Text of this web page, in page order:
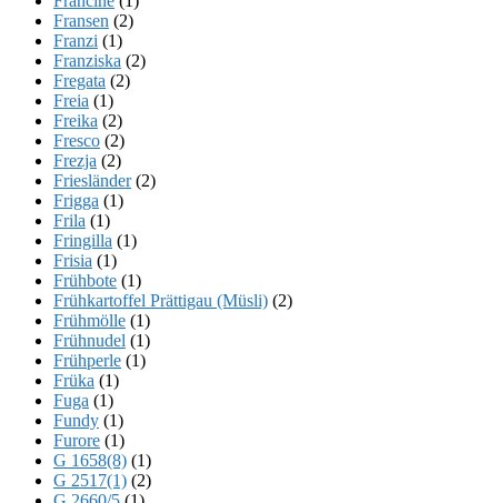
Fransen (2)
Franzi (1)
Franziska (2)
Fregata (2)
Freia (1)
Freika (2)
Fresco (2)
Frezja (2)
Friesländer(2)
Frigga (1)
Frila (1)
Fringilla (1)
Frisia (1)
Frühbote (1)
Frühkartoffel Prättigau (Müsli) (2)
Frühmölle (1)
Frühnudel (1)
Frühperle (1)
Früka (1)
Fuga (1)
Fundy (1)
Furore (1)
G 1658(8) (1)
G 2517(1) (2)